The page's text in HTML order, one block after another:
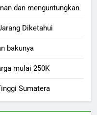
dan menguntungkan
Diketahui
bakunya
mulai 250K
Sumatera